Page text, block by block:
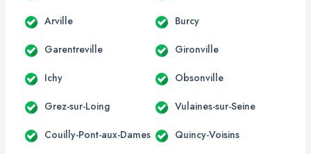
Arville Burcy
Garentreville Gironville
Ichy Obsonville
Grez-sur-Loing Vulaines-sur-Seine
Couilly-Pont-aux-Dames Quincy-Voisins